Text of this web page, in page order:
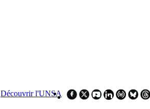
Découvrir l'UNSA